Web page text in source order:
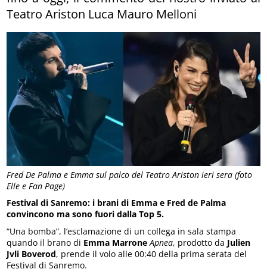
Fred De Palma e Emma sul palco del Teatro Ariston ieri sera (foto
Elle e Fan Page)
Teatro Ariston Luca Mauro Melloni
Festival di Sanremo: i brani di Emma e Fred de Palma
convincono ma sono fuori dalla Top 5.
“Una bomba”, l’esclamazione di un collega in sala stampa
quando il brano di Emma Marrone Apnea, prodotto da Julien
Jvli Boverod, prende il volo alle 00:40 della prima serata del
Festival di Sanremo.